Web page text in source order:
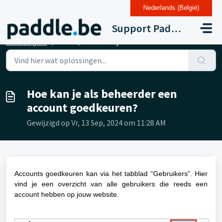
Doorgaan naar hoofdinhoud
Support Paddle Drupal 11
Startpagina
Hoe kan je als beheerder een
account goedkeuren?
Gewijzigd op Vr, 13 Sep, 2024 om 11:28 AM
Accounts goedkeuren kan via het tabblad “Gebruikers”. Hier
vind je een overzicht van alle gebruikers die reeds een
account hebben op jouw website.
Nederlands (België)